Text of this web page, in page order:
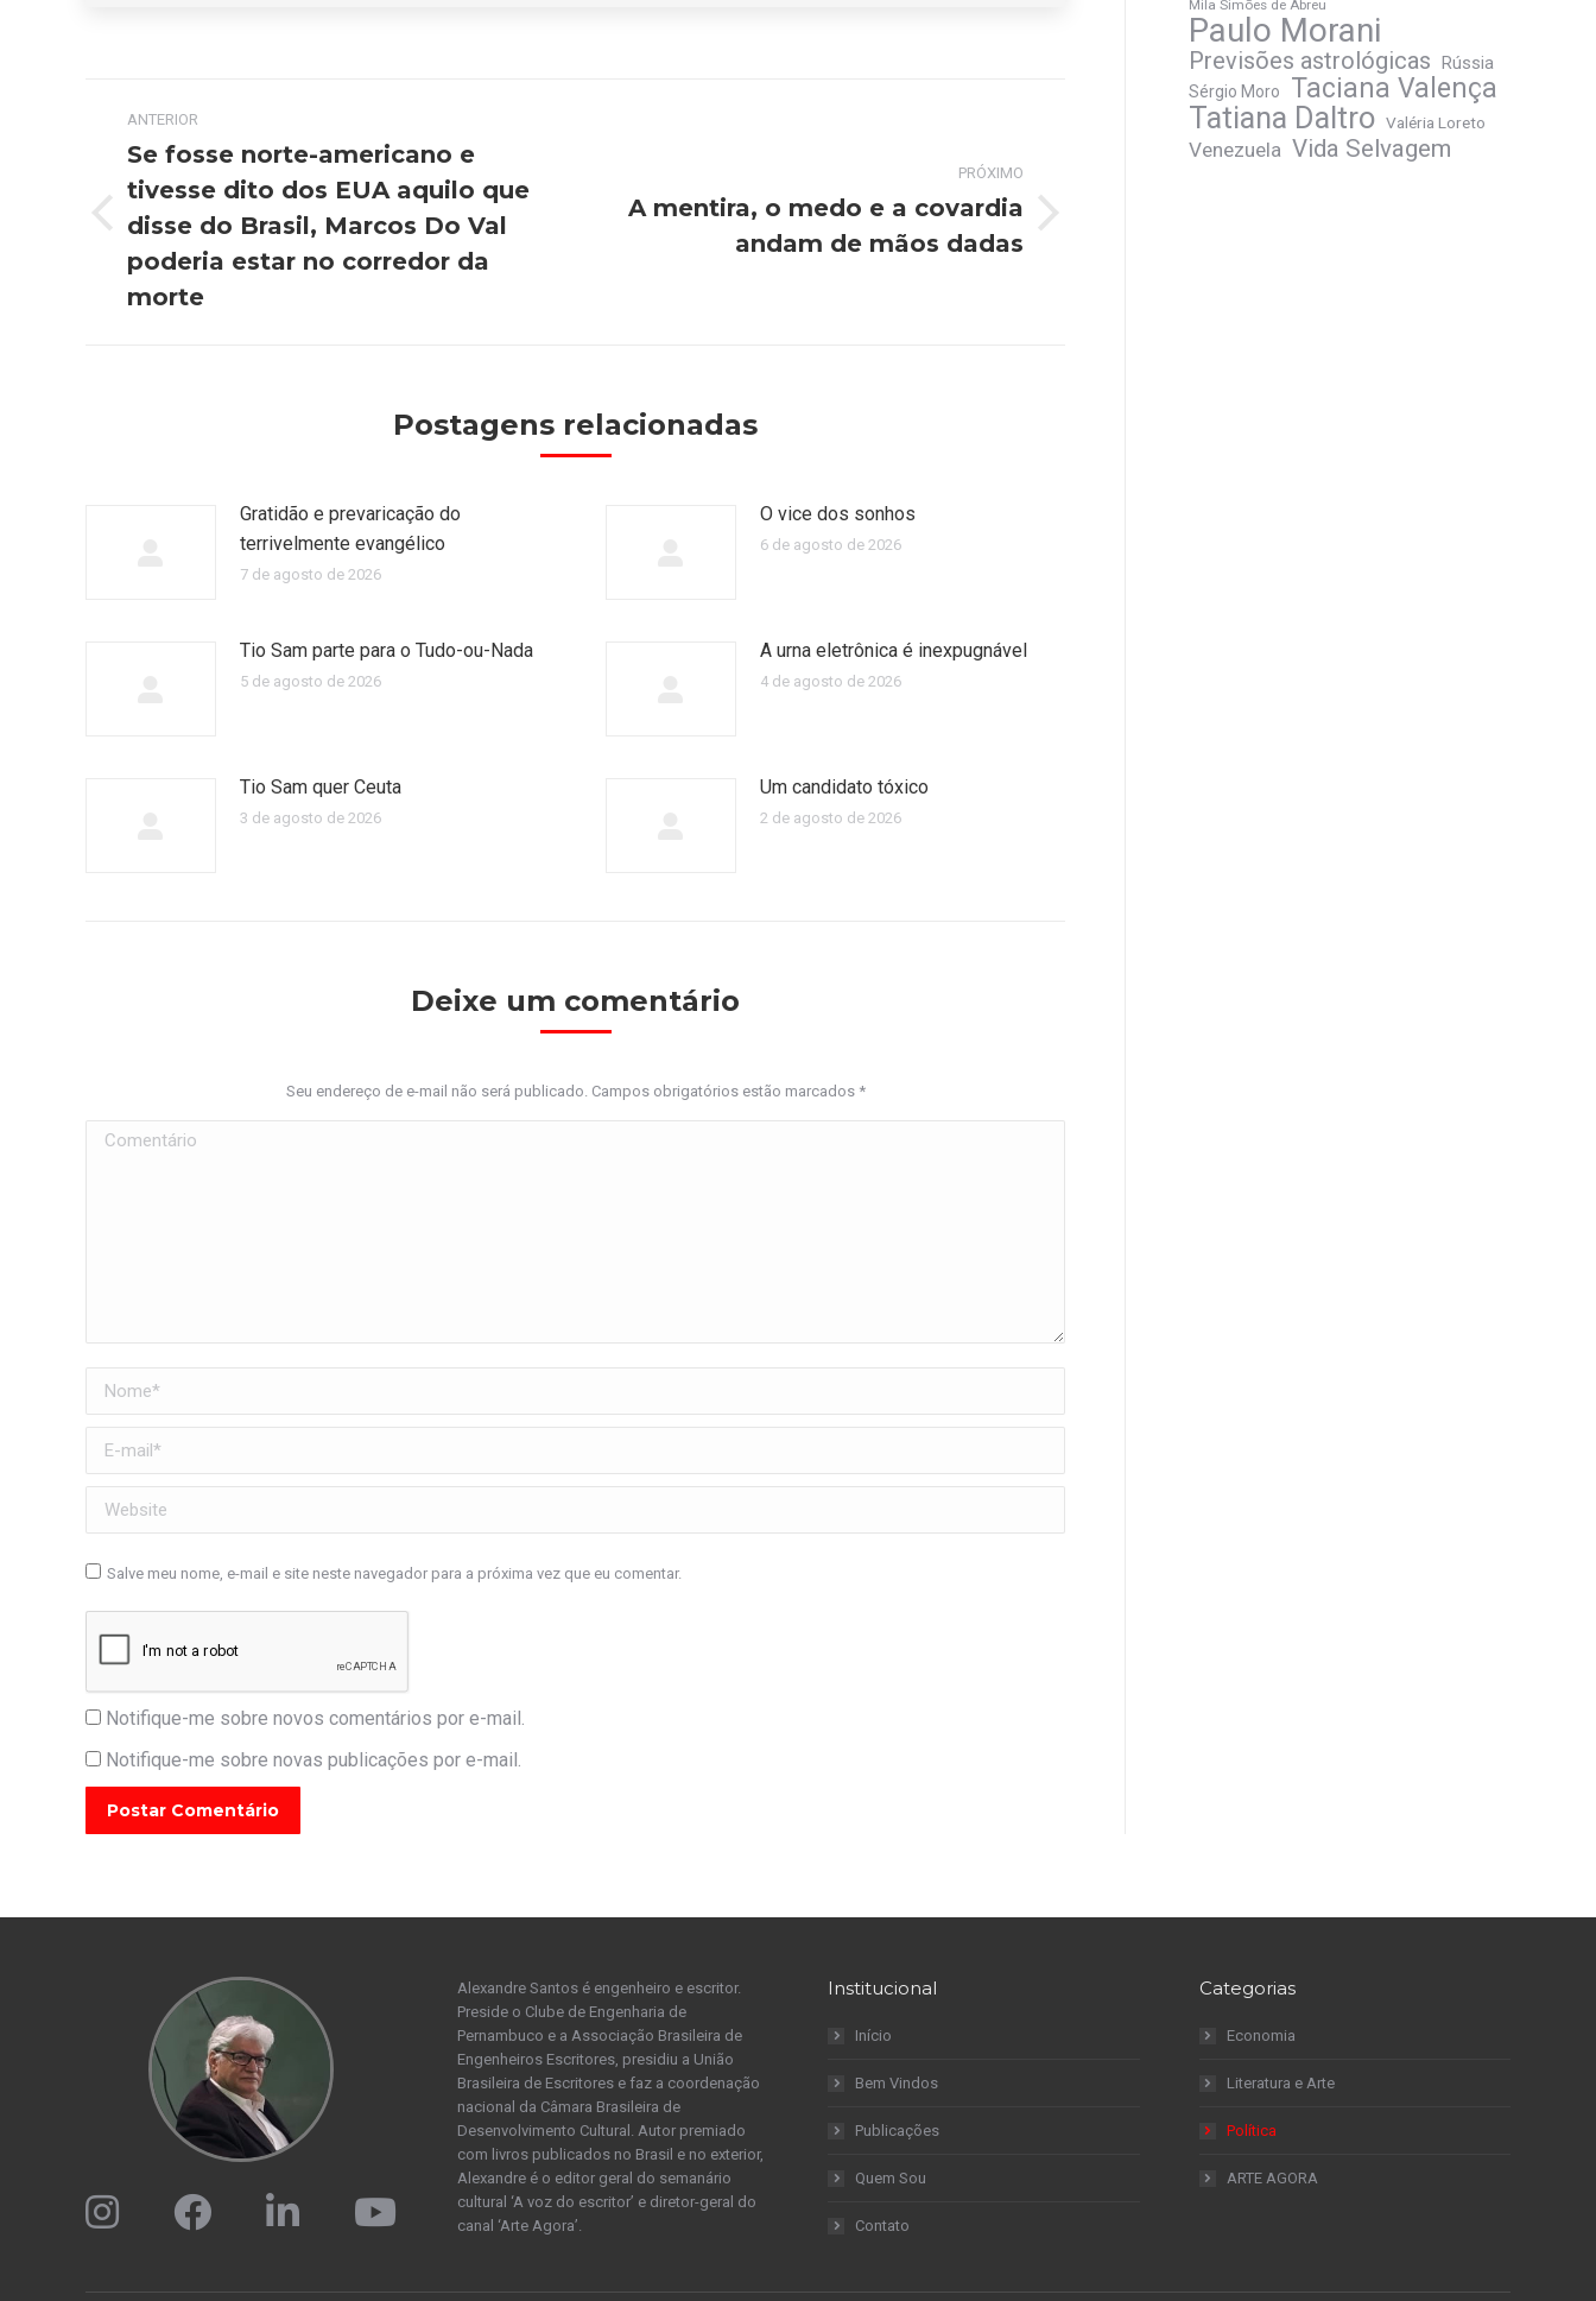
Navegação
de
post:
ANTERIOR
Post
anterior:
Se fosse norte-americano e
tivesse dito dos EUA aquilo que
disse do Brasil, Marcos Do Val
poderia estar no corredor da
morte
PRÓXIMO
A mentira, o medo e a covardia
andam de mãos dadas
Postagens relacionadas
Gratidão e prevaricação do
terrivelmente evangélico
7 de agosto de 2026
O vice dos sonhos
6 de agosto de 2026
Tio Sam parte para o Tudo-ou-Nada
5 de agosto de 2026
A urna eletrônica é inexpugnável
4 de agosto de 2026
Tio Sam quer Ceuta
3 de agosto de 2026
Um candidato tóxico
2 de agosto de 2026
Deixe um comentário
Seu endereço de e-mail não será publicado. Campos obrigatórios estão marcados *
Comentário
Nome *
E-mail *
Website
Salve meu nome, e-mail e site neste navegador para a próxima vez que eu comentar.
Notifique-me sobre novos comentários por e-mail.
Notifique-me sobre novas publicações por e-mail.
Postar Comentário
Mila Simões de Abreu
Paulo Morani
Previsões astrológicas Rússia
Sérgio Moro Taciana Valença
Tatiana Daltro Valéria Loreto
Venezuela Vida Selvagem
Alexandre Santos é engenheiro e escritor.
Preside o Clube de Engenharia de
Pernambuco e a Associação Brasileira de
Engenheiros Escritores, presidiu a União
Brasileira de Escritores e faz a coordenação
nacional da Câmara Brasileira de
Desenvolvimento Cultural. Autor premiado
com livros publicados no Brasil e no exterior,
Alexandre é o editor geral do semanário
cultural ‘A voz do escritor’ e diretor-geral do
canal ‘Arte Agora’.
Institucional
Início
Bem Vindos
Publicações
Quem Sou
Contato
Categorias
Economia
Literatura e Arte
Política
ARTE AGORA